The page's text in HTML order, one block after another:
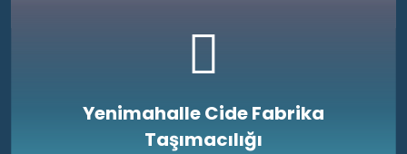
Yenimahalle Cide Fabrika
Taşımacılığı